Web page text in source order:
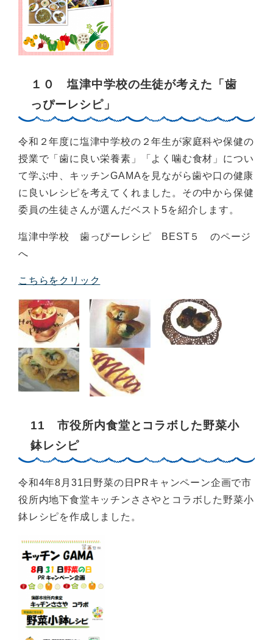
１０ 塩津中学校の生徒が考えた「歯
っぴーレシピ」
令和２年度に塩津中学校の２年生が家庭科や保健の
授業で「歯に良い栄養素」「よく噛む食材」につい
て学ぶ中、キッチンGAMAを見ながら歯や口の健康
に良いレシピを考えてくれました。その中から保健
委員の生徒さんが選んだベスト5を紹介します。
塩津中学校 歯っぴーレシピ BEST５ のページ
へ
こちらをクリック
11 市役所内食堂とコラボした野菜小
鉢レシピ
令和4年8月31日野菜の日PRキャンペーン企画で市
役所内地下食堂キッチンささやとコラボした野菜小
鉢レシピを作成しました。